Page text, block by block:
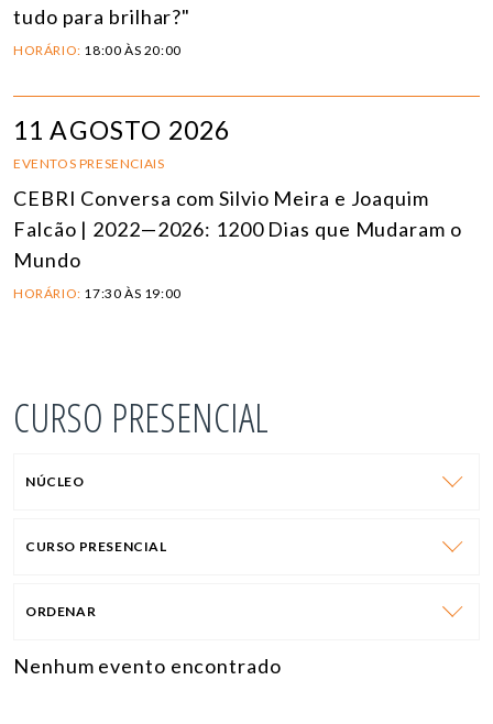
tudo para brilhar?"
HORÁRIO: 18:00 ÀS 20:00
11 AGOSTO 2026
EVENTOS PRESENCIAIS
CEBRI Conversa com Silvio Meira e Joaquim
Falcão | 2022—2026: 1200 Dias que Mudaram o
Mundo
HORÁRIO: 17:30 ÀS 19:00
CURSO PRESENCIAL
NÚCLEO
CURSO PRESENCIAL
ORDENAR
Nenhum evento encontrado